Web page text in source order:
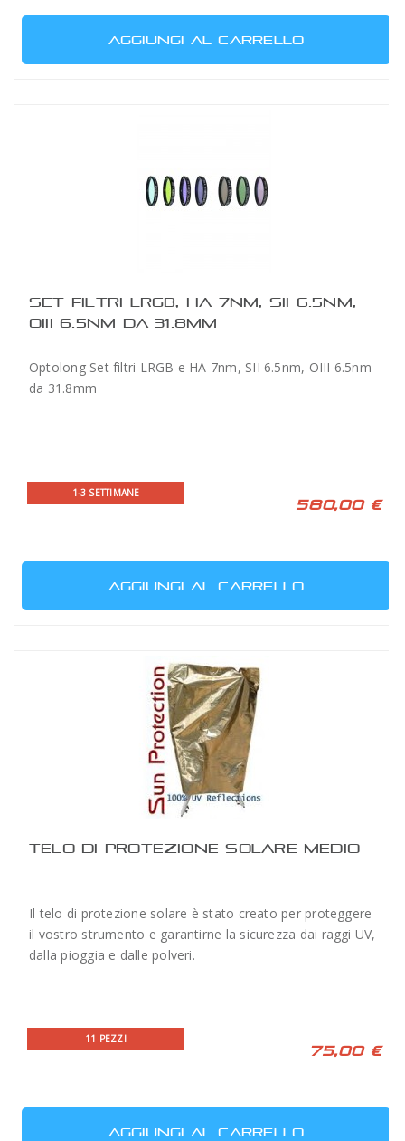
AGGIUNGI AL CARRELLO
SET FILTRI LRGB, HA 7NM, SII 6.5NM,
OIII 6.5NM DA 31.8MM
Optolong Set filtri LRGB e HA 7nm, SII 6.5nm, OIII 6.5nm
da 31.8mm
1-3 SETTIMANE
580,00 €
AGGIUNGI AL CARRELLO
TELO DI PROTEZIONE SOLARE MEDIO
Il telo di protezione solare è stato creato per proteggere
il vostro strumento e garantirne la sicurezza dai raggi UV,
dalla pioggia e dalle polveri.
11 PEZZI
75,00 €
AGGIUNGI AL CARRELLO